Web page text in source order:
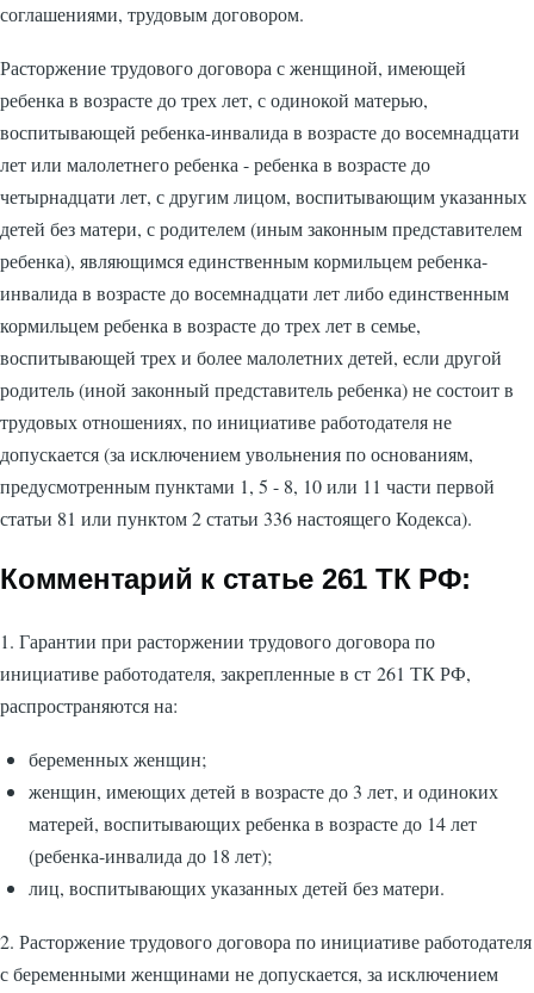
соглашениями, трудовым договором.
Расторжение трудового договора с женщиной, имеющей
ребенка в возрасте до трех лет, с одинокой матерью,
воспитывающей ребенка-инвалида в возрасте до восемнадцати
лет или малолетнего ребенка - ребенка в возрасте до
четырнадцати лет, с другим лицом, воспитывающим указанных
детей без матери, с родителем (иным законным представителем
ребенка), являющимся единственным кормильцем ребенка-
инвалида в возрасте до восемнадцати лет либо единственным
кормильцем ребенка в возрасте до трех лет в семье,
воспитывающей трех и более малолетних детей, если другой
родитель (иной законный представитель ребенка) не состоит в
трудовых отношениях, по инициативе работодателя не
допускается (за исключением увольнения по основаниям,
предусмотренным пунктами 1, 5 - 8, 10 или 11 части первой
статьи 81 или пунктом 2 статьи 336 настоящего Кодекса).
Комментарий к статье 261 ТК РФ:
1. Гарантии при расторжении трудового договора по
инициативе работодателя, закрепленные в ст 261 ТК РФ,
распространяются на:
беременных женщин;
женщин, имеющих детей в возрасте до 3 лет, и одиноких
матерей, воспитывающих ребенка в возрасте до 14 лет
(ребенка-инвалида до 18 лет);
лиц, воспитывающих указанных детей без матери.
2. Расторжение трудового договора по инициативе работодателя
с беременными женщинами не допускается, за исключением